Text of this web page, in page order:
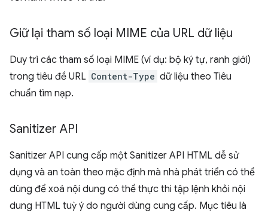
Giữ lại tham số loại MIME của URL dữ liệu
Duy trì các tham số loại MIME (ví dụ: bộ ký tự, ranh giới)
trong tiêu đề URL Content-Type dữ liệu theo Tiêu
chuẩn tìm nạp.
Sanitizer API
Sanitizer API cung cấp một Sanitizer API HTML dễ sử
dụng và an toàn theo mặc định mà nhà phát triển có thể
dùng để xoá nội dung có thể thực thi tập lệnh khỏi nội
dung HTML tuỳ ý do người dùng cung cấp. Mục tiêu là